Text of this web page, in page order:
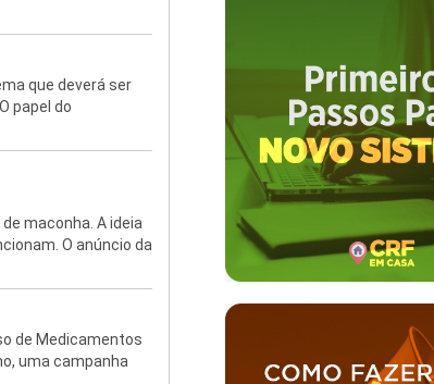
que deverá ser
papel do
maconha. A ideia
O anúncio da
de Medicamentos
uma campanha